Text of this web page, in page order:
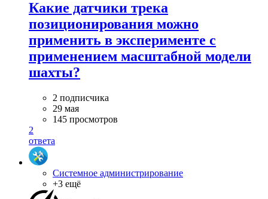
Какие датчики трека
позиционирования можно
применить в эксперименте с
применением масштабной модели
шахты?
2 подписчика
29 мая
145 просмотров
2
ответа
Системное администрирование
+3 ещё